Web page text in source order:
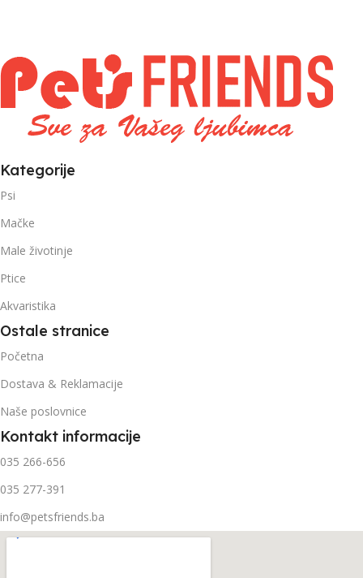
1kg – 3kg
Kategorije
Psi
Mačke
Male životinje
Ptice
Akvaristika
Ostale stranice
Početna
Dostava & Reklamacije
Naše poslovnice
Kontakt informacije
035 266-656
035 277-391
info@petsfriends.ba